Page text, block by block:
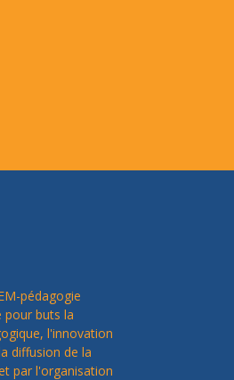
pédagogie
pour buts la
l'innovation
diffusion de la
par l'organisation